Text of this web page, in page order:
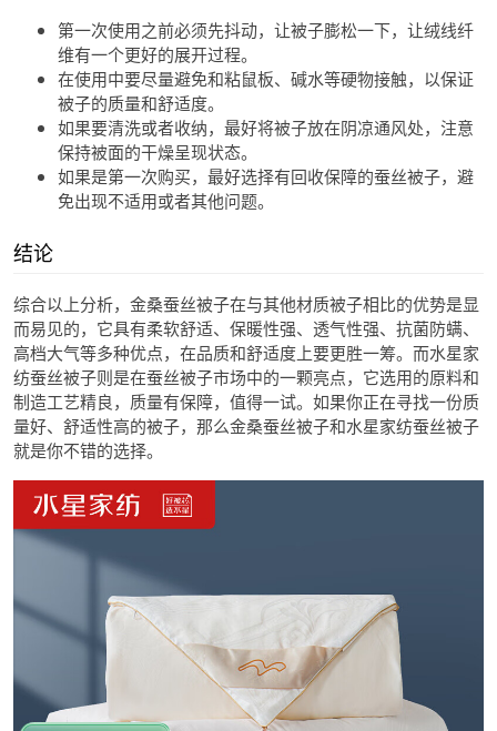
第一次使用之前必须先抖动，让被子膨松一下，让绒线纤
维有一个更好的展开过程。
在使用中要尽量避免和粘鼠板、碱水等硬物接触，以保证
被子的质量和舒适度。
如果要清洗或者收纳，最好将被子放在阴凉通风处，注意
保持被面的干燥呈现状态。
如果是第一次购买，最好选择有回收保障的蚕丝被子，避
免出现不适用或者其他问题。
结论
综合以上分析，金桑蚕丝被子在与其他材质被子相比的优势是显
而易见的，它具有柔软舒适、保暖性强、透气性强、抗菌防螨、
高档大气等多种优点，在品质和舒适度上要更胜一筹。而水星家
纺蚕丝被子则是在蚕丝被子市场中的一颗亮点，它选用的原料和
制造工艺精良，质量有保障，值得一试。如果你正在寻找一份质
量好、舒适性高的被子，那么金桑蚕丝被子和水星家纺蚕丝被子
就是你不错的选择。